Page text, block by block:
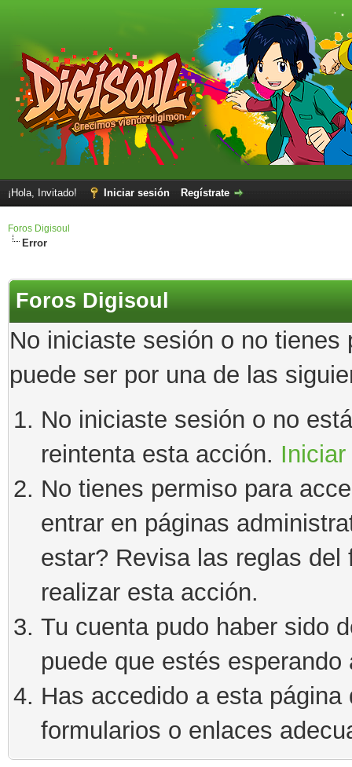
¡Hola, Invitado! Iniciar sesión Regístrate
Foros Digisoul
Error
Foros Digisoul
No iniciaste sesión o no
puede ser por una de las
No iniciaste sesión o no
reintenta esta acción.
No tienes permiso para
entrar en páginas
estar? Revisa las reglas
realizar esta acción.
Tu cuenta pudo haber sido
puede que estés esperando
Has accedido a esta
formularios o enlaces